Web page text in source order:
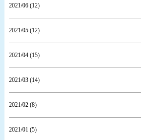
2021/06 (12)
2021/05 (12)
2021/04 (15)
2021/03 (14)
2021/02 (8)
2021/01 (5)